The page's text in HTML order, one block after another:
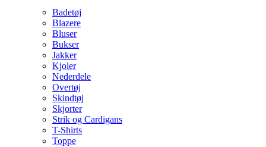
Badetøj
Blazere
Bluser
Bukser
Jakker
Kjoler
Nederdele
Overtøj
Skindtøj
Skjorter
Strik og Cardigans
T-Shirts
Toppe